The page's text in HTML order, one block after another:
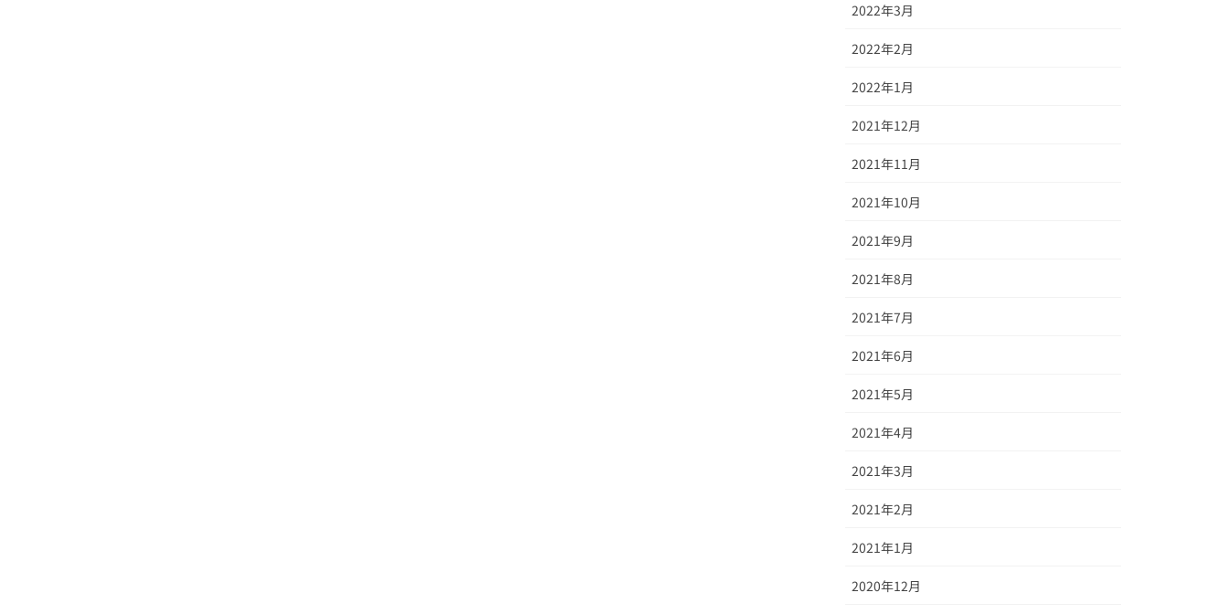
2022年3月
2022年2月
2022年1月
2021年12月
2021年11月
2021年10月
2021年9月
2021年8月
2021年7月
2021年6月
2021年5月
2021年4月
2021年3月
2021年2月
2021年1月
2020年12月